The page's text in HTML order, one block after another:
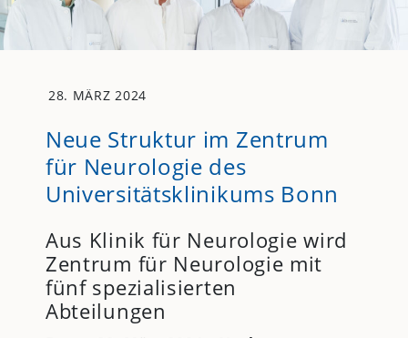
28. MÄRZ 2024
Neue Struktur im Zentrum
für Neurologie des
Universitätsklinikums Bonn
Aus Klinik für Neurologie wird
Zentrum für Neurologie mit
fünf spezialisierten
Abteilungen